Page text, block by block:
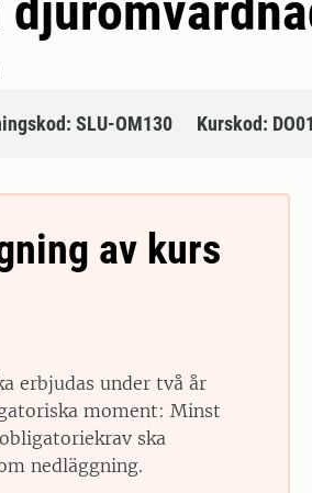
SLU-OM130 Kurskod:
av kurs
erbjudas under två år
moment: Minst
ska
nedläggning.